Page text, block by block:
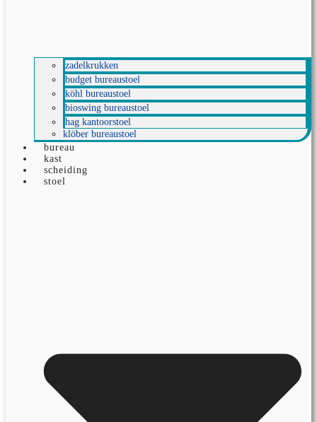
zadelkrukken
budget bureaustoel
köhl bureaustoel
bioswing bureaustoel
hag kantoorstoel
klöber bureaustoel
bureau
kast
scheiding
stoel